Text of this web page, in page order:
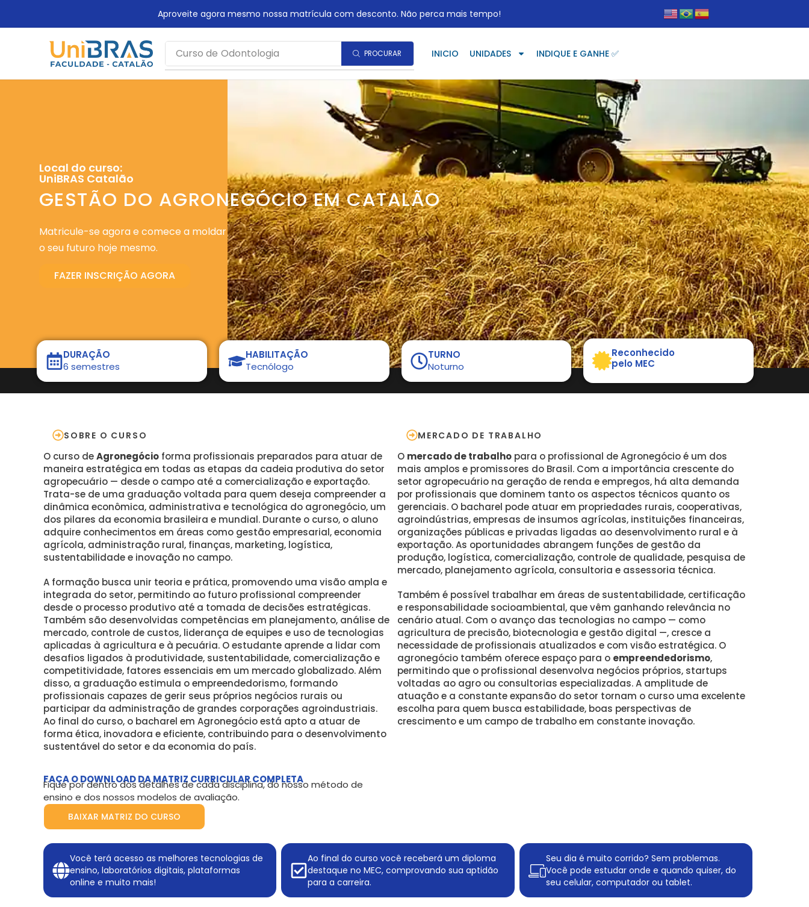
Aproveite agora mesmo nossa matrícula com desconto. Não perca mais tempo!
Curso de Odontologia PROCURAR INICIO UNIDADES INDIQUE E GANHE ✅
Local do curso:
UniBRAS Catalão
GESTÃO DO AGRONEGÓCIO EM CATALÃO
Matricule-se agora e comece a moldar
o seu futuro hoje mesmo.
FAZER INSCRIÇÃO AGORA
DURAÇÃO
6 semestres
HABILITAÇÃO
Tecnólogo
TURNO
Noturno
Reconhecido
pelo MEC
SOBRE O CURSO
O curso deAgronegócio forma profissionais preparados para atuar de
maneira estratégica em todas as etapas da cadeia produtiva do setor
agropecuário — desde o campo até a comercialização e exportação.
Trata-se de uma graduação voltada para quem deseja compreender a
dinâmica econômica, administrativa e tecnológica do agronegócio, um
dos pilares da economia brasileira e mundial. Durante o curso, o aluno
adquire conhecimentos em áreas como gestão empresarial, economia
agrícola, administração rural, finanças, marketing, logística,
sustentabilidade e inovação no campo.
A formação busca unir teoria e prática, promovendo uma visão ampla e
integrada do setor, permitindo ao futuro profissional compreender
desde o processo produtivo até a tomada de decisões estratégicas.
Também são desenvolvidas competências em planejamento, análise de
mercado, controle de custos, liderança de equipes e uso de tecnologias
aplicadas à agricultura e à pecuária. O estudante aprende a lidar com
desafios ligados à produtividade, sustentabilidade, comercialização e
competitividade, fatores essenciais em um mercado globalizado. Além
disso, a graduação estimula o empreendedorismo, formando
profissionais capazes de gerir seus próprios negócios rurais ou
participar da administração de grandes corporações agroindustriais.
Ao final do curso, o bacharel em Agronegócio está apto a atuar de
forma ética, inovadora e eficiente, contribuindo para o desenvolvimento
sustentável do setor e da economia do país.
MERCADO DE TRABALHO
O mercado de trabalho para o profissional de Agronegócio é um dos
mais amplos e promissores do Brasil. Com a importância crescente do
setor agropecuário na geração de renda e empregos, há alta demanda
por profissionais que dominem tanto os aspectos técnicos quanto os
gerenciais. O bacharel pode atuar em propriedades rurais, cooperativas,
agroindústrias, empresas de insumos agrícolas, instituições financeiras,
organizações públicas e privadas ligadas ao desenvolvimento rural e à
exportação. As oportunidades abrangem funções de gestão da
produção, logística, comercialização, controle de qualidade, pesquisa de
mercado, planejamento agrícola, consultoria e assessoria técnica.
Também é possível trabalhar em áreas de sustentabilidade, certificação
e responsabilidade socioambiental, que vêm ganhando relevância no
cenário atual. Com o avanço das tecnologias no campo — como
agricultura de precisão, biotecnologia e gestão digital —, cresce a
necessidade de profissionais atualizados e com visão estratégica. O
agronegócio também oferece espaço para o empreendedorismo,
permitindo que o profissional desenvolva negócios próprios, startups
voltadas ao agro ou consultorias especializadas. A amplitude de
atuação e a constante expansão do setor tornam o curso uma excelente
escolha para quem busca estabilidade, boas perspectivas de
crescimento e um campo de trabalho em constante inovação.
FAÇA O DOWNLOAD DA MATRIZ CURRICULAR COMPLETA
Fique por dentro dos detalhes de cada disciplina, do nosso método de
ensino e dos nossos modelos de avaliação.
BAIXAR MATRIZ DO CURSO
Você terá acesso as melhores tecnologias de
ensino, laboratórios digitais, plataformas
online e muito mais!
Ao final do curso você receberá um diploma
destaque no MEC, comprovando sua aptidão
para a carreira.
Seu dia é muito corrido? Sem problemas.
Você pode estudar onde e quando quiser, do
seu celular, computador ou tablet.